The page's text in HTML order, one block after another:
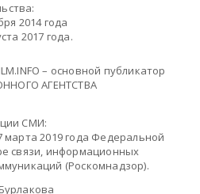
2014 года
2017 года.
– основной публикатор
АГЕНТСТВА
СМИ:
2019 года Федеральной
связи, информационных
(Роскомнадзор).